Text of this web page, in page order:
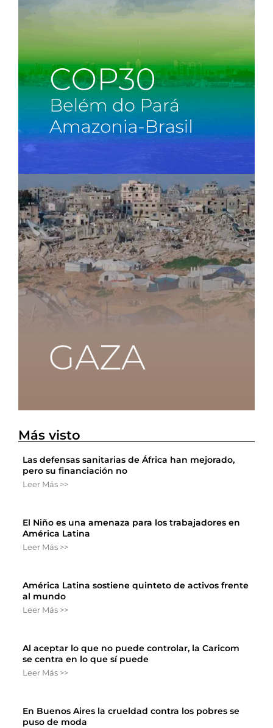
Más visto
Las defensas sanitarias de África han mejorado,
pero su financiación no
Leer Más >>
El Niño es una amenaza para los trabajadores en
América Latina
Leer Más >>
América Latina sostiene quinteto de activos frente
al mundo
Leer Más >>
Al aceptar lo que no puede controlar, la Caricom
se centra en lo que sí puede
Leer Más >>
En Buenos Aires la crueldad contra los pobres se
puso de moda